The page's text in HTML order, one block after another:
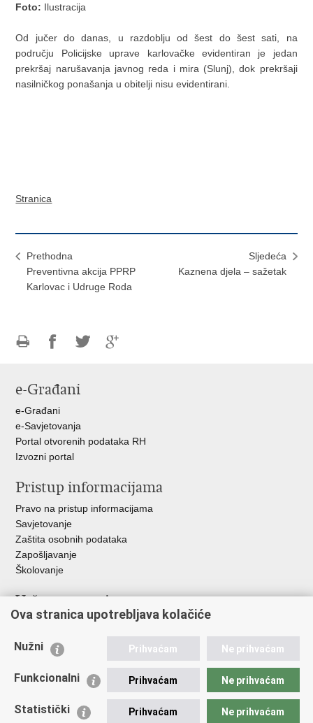
Foto: Ilustracija
Od jučer do danas, u razdoblju od šest do šest sati, na
području Policijske uprave karlovačke evidentiran je jedan
prekršaj narušavanja javnog reda i mira (Slunj), dok prekršaji
nasilničkog ponašanja u obitelji nisu evidentirani.
Stranica
Prethodna
Preventivna akcija PPRP
Karlovac i Udruge Roda
Sljedeća
Kaznena djela – sažetak
FacebookuTwitteru
e-Građani
e-Građani
e-Savjetovanja
Portal otvorenih podataka RH
Izvozni portal
Pristup informacijama
Pravo na pristup informacijama
Savjetovanje
Zaštita osobnih podataka
Zapošljavanje
Školovanje
Važne poveznice
Ministarstvo unutarnjih poslova
Udruge
Policijska akademija
Zaklada policijske solidarnosti
Ova stranica upotrebljava kolačiće
Nužni Prihvaćam Ne prihvaćam
Funkcionalni Prihvaćam Ne prihvaćam
Statistički Prihvaćam Ne prihvaćam